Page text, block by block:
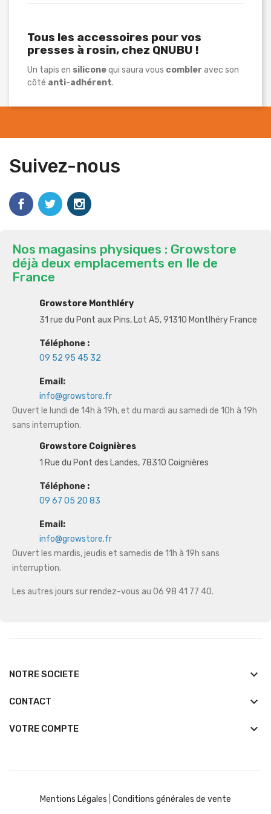
Tous les accessoires pour vos
presses à rosin, chez QNUBU !
Un tapis en siliconequi saura vous combleravec son
côté anti-adhérent.
Suivez-nous
Nos magasins physiques : Growstore
déjà deux emplacements en Ile de
France
Growstore Monthléry
31 rue du Pont aux Pins, Lot A5, 91310 Montlhéry France
Téléphone :
09 52 95 45 32
Email:
info@growstore.fr
Ouvert le lundi de 14h à 19h, et du mardi au samedi de 10h à 19h
sans interruption.
Growstore Coignières
1 Rue du Pont des Landes, 78310 Coignières
Téléphone :
09 67 05 20 83
Email:
info@growstore.fr
Ouvert les mardis, jeudis et samedis de 11h à 19h sans
interruption.
Les autres jours sur rendez-vous au 06 98 41 77 40.
NOTRE SOCIETE keyboard_arrow_down
CONTACT keyboard_arrow_down
VOTRE COMPTE 
Mentions Légales Conditions générales de vente